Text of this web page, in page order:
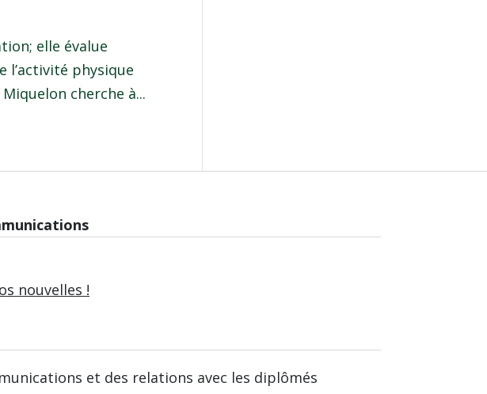
elle évalue
l’activité physique
cherche à...
nouvelles !
et des relations avec les diplômés